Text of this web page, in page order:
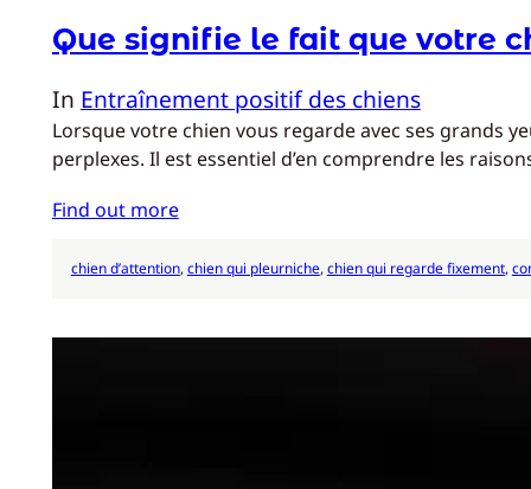
Que signifie le fait que votre
In Entraînement positif des chiens
Lorsque votre chien vous regarde avec ses grands
perplexes. Il est essentiel d’en comprendre les
Find out more
chien d’attention, chien qui pleurniche, chien qui regarde fixement,